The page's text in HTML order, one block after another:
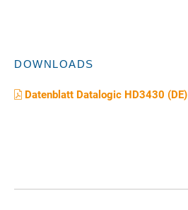
DOWNLOADS
Datenblatt Datalogic HD3430 (DE)